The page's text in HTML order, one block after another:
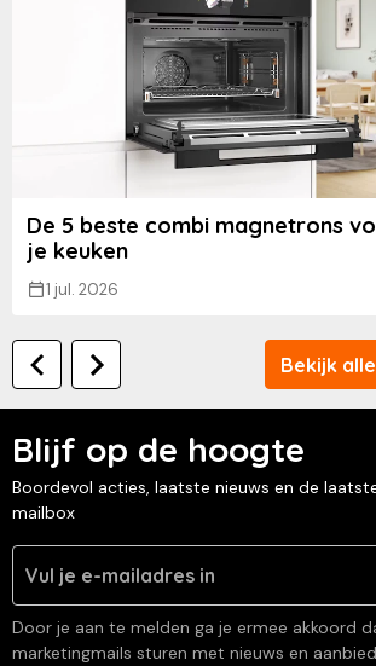
De 5 beste combi magnetrons
je keuken
1 jul. 2026
Bekijk
Blijf op de hoogte
Boordevol acties, laatste nieuws en de
mailbox
Door je aan te melden ga je ermee akkoord
marketingmails sturen met nieuws en